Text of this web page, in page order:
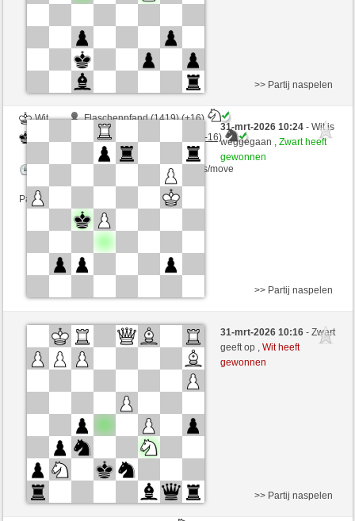
Wit
Flaschenpfand (1419) (+16)
DontThinkTooMuch (1426) (-16)
Speelduur: 15 minutes/side + 0 seconds/move
Partij telt mee voor de ranglijst
>> Partij naspelen
31-mrt-2026 10:24- Wit is
weggegaan ,Zwart heeft
gewonnen
Wit
MisHuevos (1343) (-13)
Zwart
DontThinkTooMuch (1413) (+13)
Speelduur: 3 minutes/side + 2 seconds/move
Partij telt mee voor de ranglijst
>> Partij naspelen
31-mrt-2026 10:16- Zwart
geeft op ,Wit heeft
gewonnen
>> Partij naspelen